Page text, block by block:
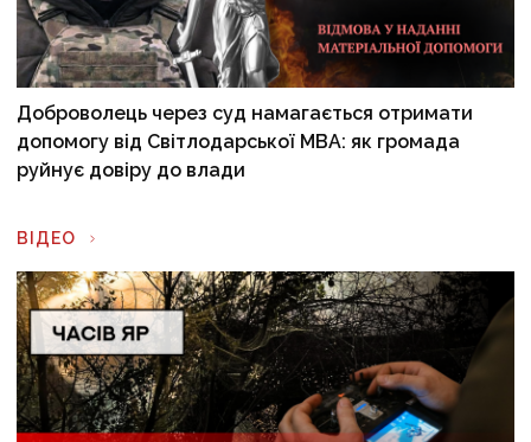
Доброволець через суд намагається отримати
допомогу від Світлодарської МВА: як громада
руйнує довіру до влади
ВІДЕО